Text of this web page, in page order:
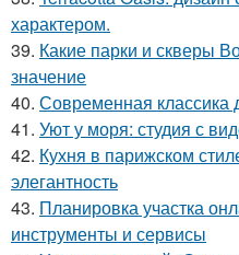
характером.
39. Какие парки и скверы
значение
40. Современная классика
41. Уют у моря: студия с
42. Кухня в парижском
элегантность
43. Планировка участка
инструменты и сервисы